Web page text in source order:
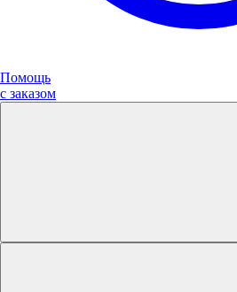
Помощь
с заказом